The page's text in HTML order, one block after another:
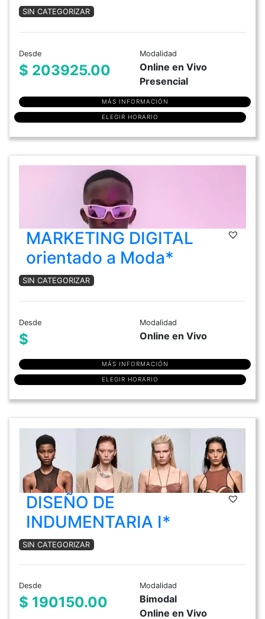
SIN CATEGORIZAR
Desde
$ 203925.00
Modalidad
Online en Vivo
Presencial
MÁS INFORMACIÓN
ELEGIR HORARIO
MARKETING DIGITAL
orientado a Moda*
SIN CATEGORIZAR
Desde
$
Modalidad
Online en Vivo
MÁS INFORMACIÓN
ELEGIR HORARIO
DISEÑO DE
INDUMENTARIA I*
SIN CATEGORIZAR
Desde
$ 190150.00
Modalidad
Bimodal
Online en Vivo